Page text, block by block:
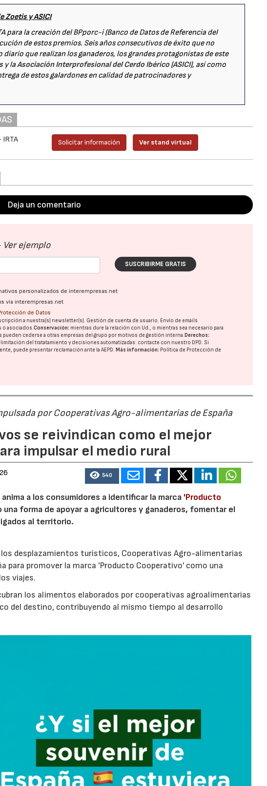
Zoetis y ASICI
para la creación del BPporc-i (Banco de Datos de Referencia del
de estos premios. Seis años consecutivos de éxito que no
que realizan los ganaderos, los grandes protagonistas de este
y laAsociación Interprofesional del Cerdo Ibérico (ASICI), así como
de estos galardones en calidad de patrocinadores y
Solicitar información Ver stand virtual
Deja un comentario
Ver ejemplo
SUSCRIBIRME GRATIS
personalizados de interempresas.net
vía interempresas.net
de Datos
a nuestra(s) newsletter(s). Gestión de cuenta de usuario. Envío de emails
o asociados.Conservación: mientras dure la relación con Ud., o mientras sea necesario para
pueden cederse a otras empresas del grupo por motivos de gestión interna.Derechos:
del tratatamiento y decisiones automatizadas: contacte con nuestro DPD. Si
puede presentar reclamación ante laAEPD.Más información: Política de Protección de
por Cooperativas Agro-alimentarias de España
se reivindican como el mejor
impulsar el medio rural
540
anima a los consumidores a identificar la marca 'Producto
forma de apoyar a agricultores y ganaderos, fomentar el
al territorio.
los desplazamientos turísticos, Cooperativas Agro-alimentarias
para promover la marca 'Producto Cooperativo' como una
viajes.
los alimentos elaborados por cooperativas agroalimentarias
del destino, contribuyendo al mismo tiempo al desarrollo